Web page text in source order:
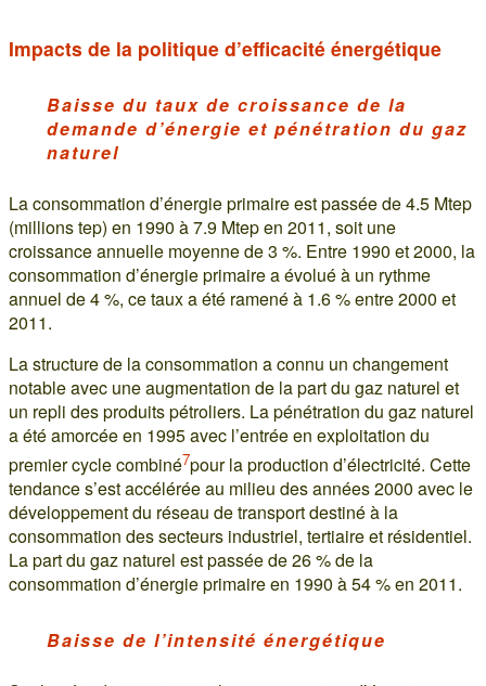
Impacts de la politique d’efficacité énergétique
Baisse du taux de croissance de la
demande d’énergie et pénétration du gaz
naturel
La consommation d’énergie primaire est passée de 4.5 Mtep
(millions tep) en 1990 à 7.9 Mtep en 2011, soit une
croissance annuelle moyenne de 3 %. Entre 1990 et 2000, la
consommation d’énergie primaire a évolué à un rythme
annuel de 4 %, ce taux a été ramené à 1.6 % entre 2000 et
2011.
La structure de la consommation a connu un changement
notable avec une augmentation de la part du gaz naturel et
un repli des produits pétroliers. La pénétration du gaz naturel
a été amorcée en 1995 avec l’entrée en exploitation du
premier cycle combiné7pour la production d’électricité. Cette
tendance s’est accélérée au milieu des années 2000 avec le
développement du réseau de transport destiné à la
consommation des secteurs industriel, tertiaire et résidentiel.
La part du gaz naturel est passée de 26 % de la
consommation d’énergie primaire en 1990 à 54 % en 2011.
Baisse de l’intensité énergétique